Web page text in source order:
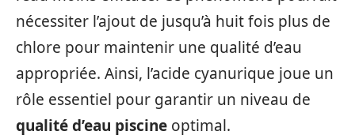
nécessiter l’ajout de jusqu’à huit fois plus de
chlore pour maintenir une qualité d’eau
appropriée. Ainsi, l’acide cyanurique joue un
rôle essentiel pour garantir un niveau de
qualité d’eau piscine optimal.